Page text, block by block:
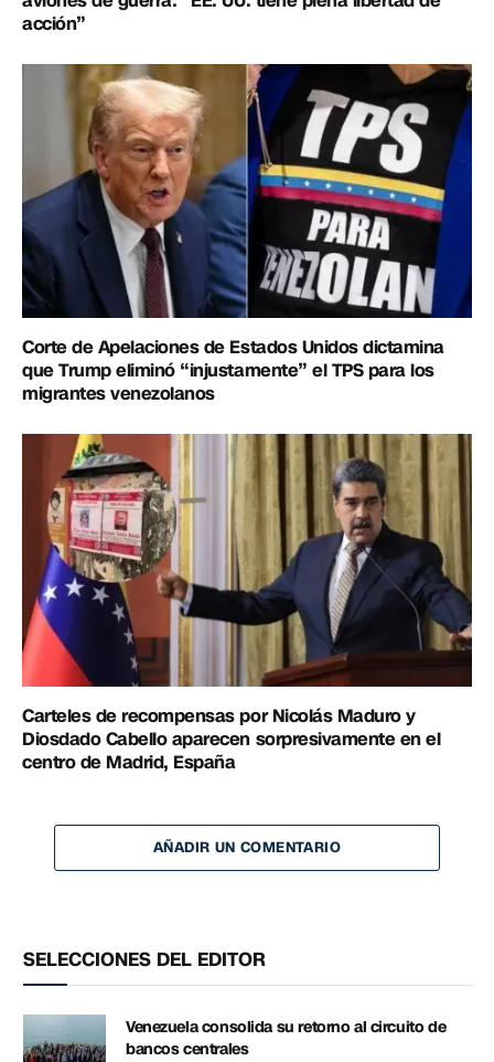
acción”
Corte de Apelaciones de Estados Unidos dictamina
que Trump eliminó “injustamente” el TPS para los
migrantes venezolanos
Carteles de recompensas por Nicolás Maduro y
Diosdado Cabello aparecen sorpresivamente en el
centro de Madrid, España
AÑADIR UN COMENTARIO
SELECCIONES DEL EDITOR
Venezuela consolida su retorno al circuito de
bancos centrales